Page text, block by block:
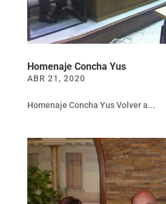
Homenaje Concha Yus
ABR 21, 2020
Homenaje Concha Yus Volver a...